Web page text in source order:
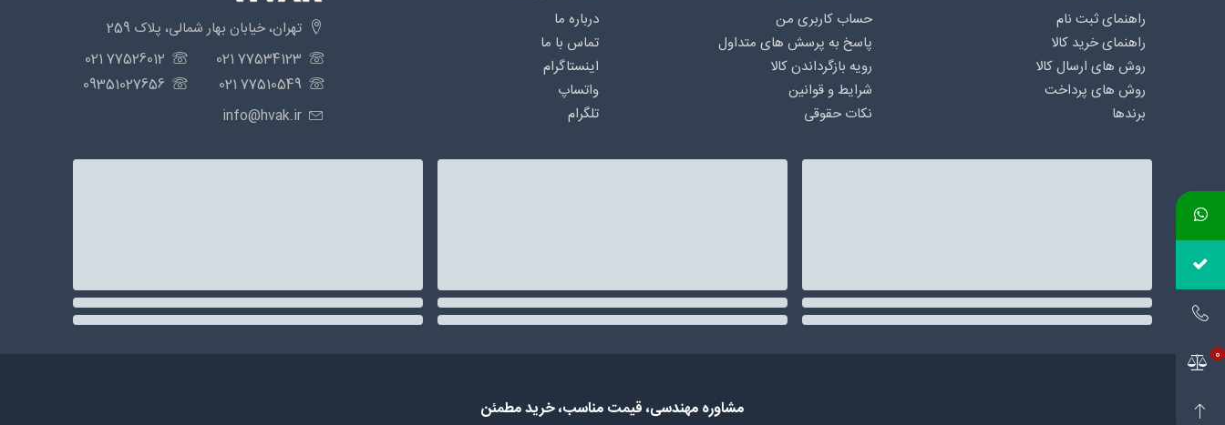
راهنمای ثبت نام
راهنمای خرید کالا
روش های ارسال کالا
روش های پرداخت
برندها
حساب کاربری من
پاسخ به پرسش های متداول
رویه بازگرداندن کالا
شرایط و قوانین
نکات حقوقی
درباره‌ ما
تماس با ما
اینستاگرام
واتساپ
تلگرام
تهران، خیابان بهار شمالی، پلاک 259
77534123 021
77526012 021
77510549 021
09351027656
info@hvak.ir
مشاوره مهندسی، قیمت مناسب، خرید مطمئن
0